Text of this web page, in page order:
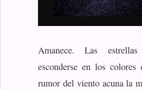
Amanece. Las
esconderse en los
rumor del viento acuna la